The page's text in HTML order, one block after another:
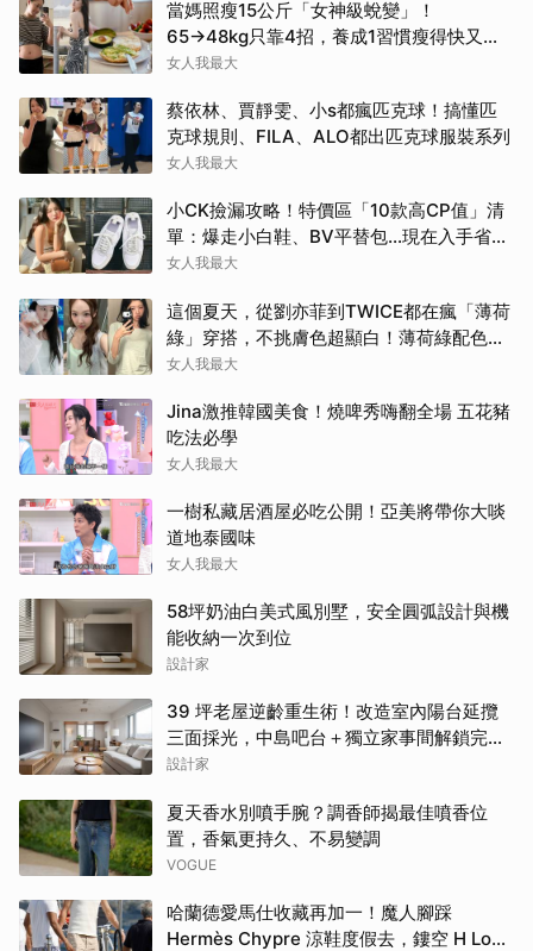
當媽照瘦15公斤「女神級蛻變」！
65→48kg只靠4招，養成1習慣瘦得快又不
復胖
女人我最大
蔡依林、賈靜雯、小s都瘋匹克球！搞懂匹
克球規則、FILA、ALO都出匹克球服裝系列
女人我最大
小CK撿漏攻略！特價區「10款高CP值」清
單：爆走小白鞋、BV平替包…現在入手省一
筆
女人我最大
這個夏天，從劉亦菲到TWICE都在瘋「薄荷
綠」穿搭，不挑膚色超顯白！薄荷綠配色公
開
女人我最大
Jina激推韓國美食！燒啤秀嗨翻全場 五花豬
吃法必學
女人我最大
一樹私藏居酒屋必吃公開！亞美將帶你大啖
道地泰國味
女人我最大
58坪奶油白美式風別墅，安全圓弧設計與機
能收納一次到位
設計家
39 坪老屋逆齡重生術！改造室內陽台延攬
三面採光，中島吧台＋獨立家事間解鎖完美
家務路徑
設計家
夏天香水別噴手腕？調香師揭最佳噴香位
置，香氣更持久、不易變調
VOGUE
哈蘭德愛馬仕收藏再加一！魔人腳踩
Hermès Chypre 涼鞋度假去，鏤空 H Logo